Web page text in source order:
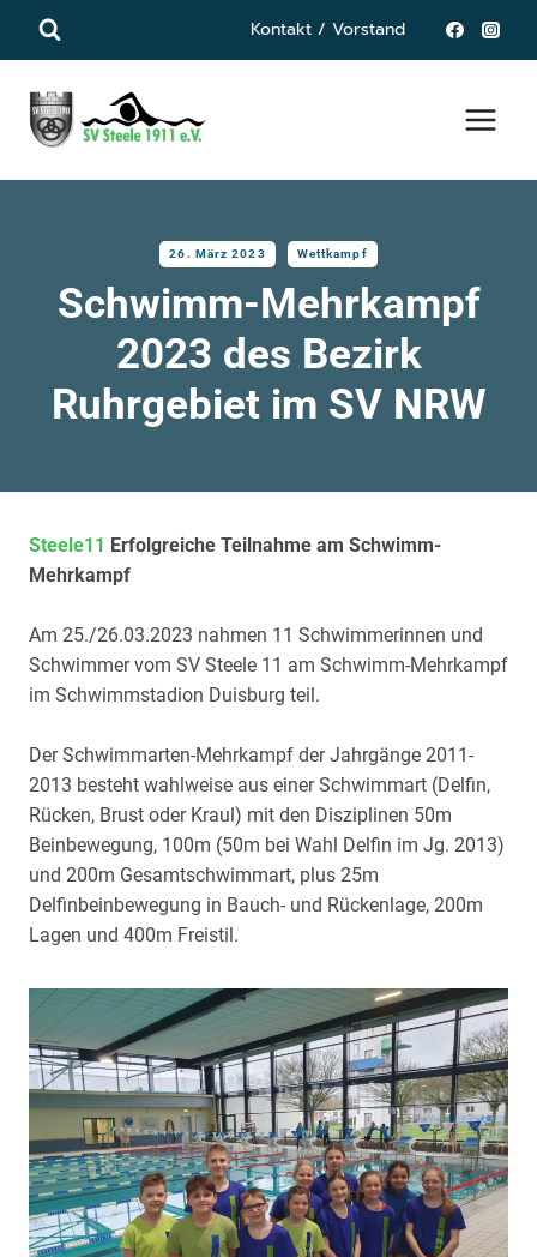
Inhalt
Kontakt / Vorstand
26. März 2023 Wettkampf
Schwimm-Mehrkampf
2023 des Bezirk
Ruhrgebiet im SV NRW
Steele11 Erfolgreiche Teilnahme am Schwimm-
Mehrkampf
Am 25./26.03.2023 nahmen 11 Schwimmerinnen und
Schwimmer vom SV Steele 11 am Schwimm-Mehrkampf
im Schwimmstadion Duisburg teil.
Der Schwimmarten-Mehrkampf der Jahrgänge 2011-
2013 besteht wahlweise aus einer Schwimmart (Delfin,
Rücken, Brust oder Kraul) mit den Disziplinen 50m
Beinbewegung, 100m (50m bei Wahl Delfin im Jg. 2013)
und 200m Gesamtschwimmart, plus 25m
Delfinbeinbewegung in Bauch- und Rückenlage, 200m
Lagen und 400m Freistil.